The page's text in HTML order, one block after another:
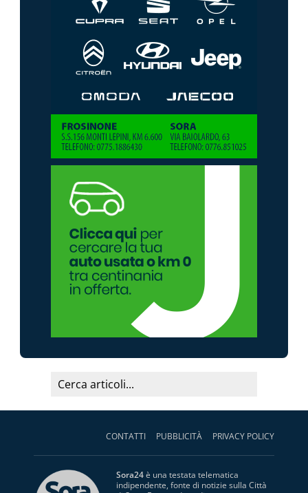
CONTATTI PUBBLICITÀ PRIVACY POLICY
Sora24è una testata telematica
indipendente, fonte di notizie sulla Città